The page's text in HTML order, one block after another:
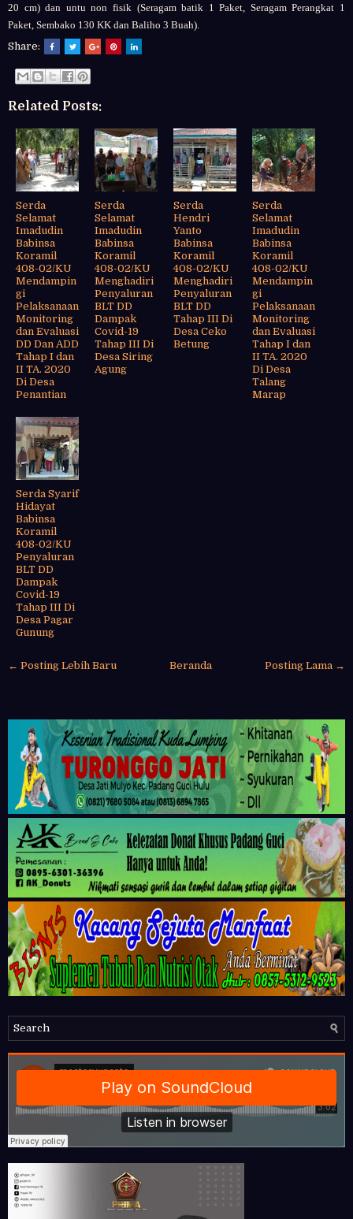
20 cm) dan untu non fisik (Seragam batik 1 Paket, Seragam Perangkat 1
Paket, Sembako 130 KK dan Baliho 3 Buah).
Share:
Related Posts:
Serda
Selamat
Imadudin
Babinsa
Koramil
408-02/KU
Mendampin
gi
Pelaksanaan
Monitoring
dan Evaluasi
DD Dan ADD
Tahap I dan
II TA. 2020
Di Desa
Penantian
Serda
Selamat
Imadudin
Babinsa
Koramil
408-02/KU
Menghadiri
Penyaluran
BLT DD
Dampak
Covid-19
Tahap III Di
Desa Siring
Agung
Serda
Hendri
Yanto
Babinsa
Koramil
408-02/KU
Menghadiri
Penyaluran
BLT DD
Tahap III Di
Desa Ceko
Betung
Serda
Selamat
Imadudin
Babinsa
Koramil
408-02/KU
Mendampin
gi
Pelaksanaan
Monitoring
dan Evaluasi
Tahap I dan
II TA. 2020
Di Desa
Talang
Marap
Serda Syarif
Hidayat
Babinsa
Koramil
408-02/KU
Penyaluran
BLT DD
Dampak
Covid-19
Tahap III Di
Desa Pagar
Gunung
← Posting Lebih Baru Posting Lama →
Beranda